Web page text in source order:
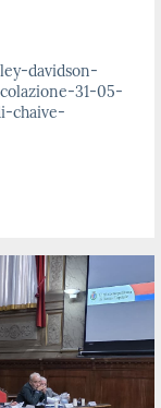
davidson-
31-05-
chaive-